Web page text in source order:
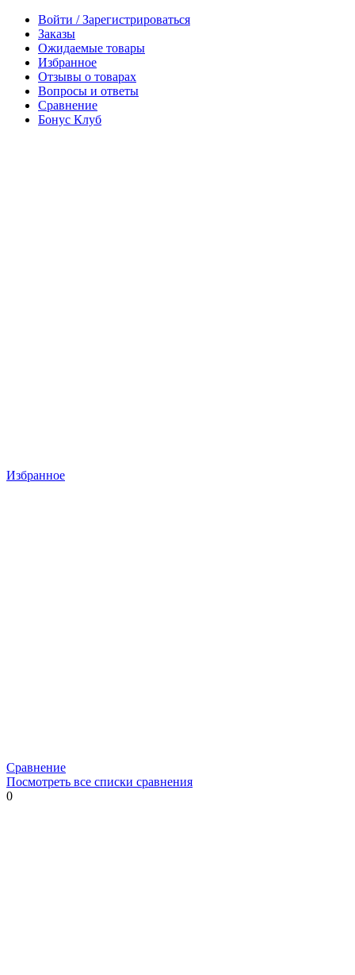
Войти / Зарегистрироваться
Заказы
Ожидаемые товары
Избранное
Отзывы о товарах
Вопросы и ответы
Сравнение
Бонус Клуб
Избранное
Сравнение
Посмотреть все списки сравнения
0